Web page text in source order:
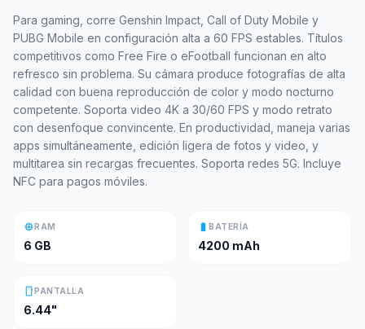
Para gaming, corre Genshin Impact, Call of Duty Mobile y
PUBG Mobile en configuración alta a 60 FPS estables. Títulos
competitivos como Free Fire o eFootball funcionan en alto
refresco sin problema. Su cámara produce fotografías de alta
calidad con buena reproducción de color y modo nocturno
competente. Soporta video 4K a 30/60 FPS y modo retrato
con desenfoque convincente. En productividad, maneja varias
apps simultáneamente, edición ligera de fotos y video, y
multitarea sin recargas frecuentes. Soporta redes 5G. Incluye
NFC para pagos móviles.
memoryRAM
6 GB
battery_full BATERÍA
4200 mAh
smartphonePANTALLA
6.44"